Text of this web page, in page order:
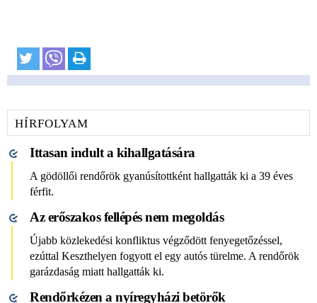
HÍRFOLYAM
Ittasan indult a kihallgatására
A gödöllői rendőrök gyanúsítottként hallgatták ki a 39 éves
férfit.
Az erőszakos fellépés nem megoldás
Újabb közlekedési konfliktus végződött fenyegetőzéssel,
ezúttal Keszthelyen fogyott el egy autós türelme. A rendőrök
garázdaság miatt hallgatták ki.
Rendőrkézen a nyíregyházi betörők